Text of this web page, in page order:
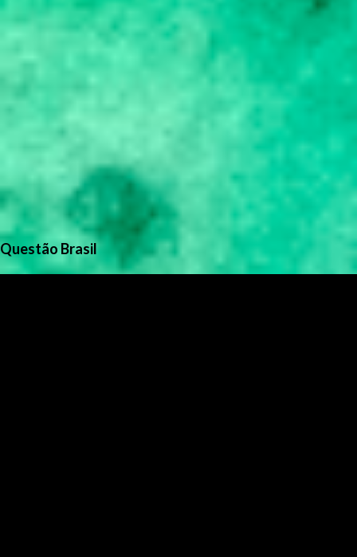
Questão Brasil